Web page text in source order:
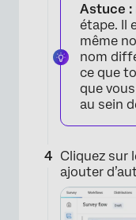
Astuce :
étape. Il
même
nom
ce que
que
au sein
Cliquez sur
ajouter